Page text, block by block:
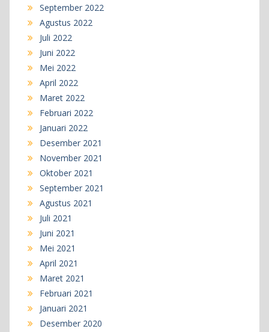
September 2022
Agustus 2022
Juli 2022
Juni 2022
Mei 2022
April 2022
Maret 2022
Februari 2022
Januari 2022
Desember 2021
November 2021
Oktober 2021
September 2021
Agustus 2021
Juli 2021
Juni 2021
Mei 2021
April 2021
Maret 2021
Februari 2021
Januari 2021
Desember 2020